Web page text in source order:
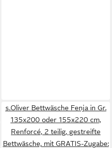
s.Oliver Bettwäsche Fenja in Gr.
135x200 oder 155x220 cm,
Renforcé, 2 teilig, gestreifte
Bettwäsche, mit GRATIS-Zugabe: